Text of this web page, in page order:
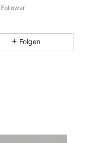
Folgen